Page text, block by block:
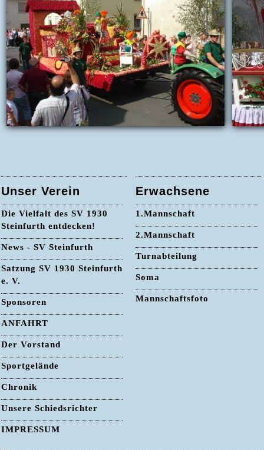
Unser Verein
Die Vielfalt des SV 1930
Steinfurth entdecken!
News - SV Steinfurth
Satzung SV 1930 Steinfurth
e. V.
Sponsoren
ANFAHRT
Der Vorstand
Sportgelände
Chronik
Unsere Schiedsrichter
IMPRESSUM
Erwachsene
1.Mannschaft
2.Mannschaft
Turnabteilung
Soma
Mannschaftsfoto